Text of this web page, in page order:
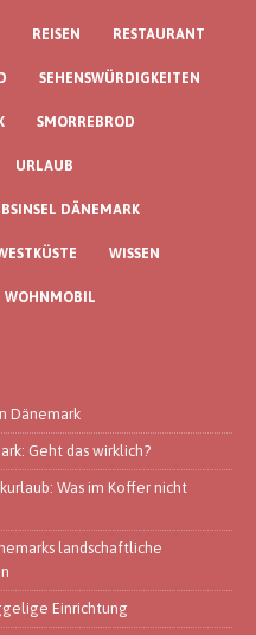
REISEN RESTAURANT
SEHENSWÜRDIGKEITEN
SMORREBROD
URLAUB
DÄNEMARK
WISSEN
WOHNMOBIL
Dänemark
Geht das wirklich?
Was im Koffer nicht
landschaftliche
Einrichtung